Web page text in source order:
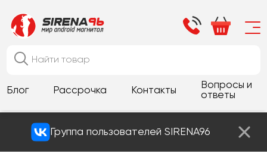
Блог Рассрочка Контакты
Вопросы и
ответы
Группа пользователей SIRENA96